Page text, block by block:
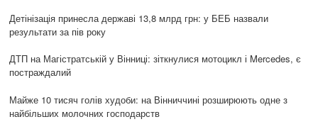
Детінізація принесла державі 13,8 млрд грн: у БЕБ назвали
результати за пів року
ДТП на Магістратській у Вінниці: зіткнулися мотоцикл і Mercedes, є
постраждалий
Майже 10 тисяч голів худоби: на Вінниччині розширюють одне з
найбільших молочних господарств